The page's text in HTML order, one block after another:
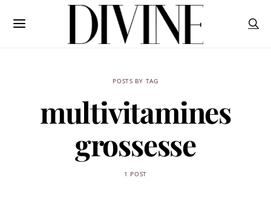
POSTS BY TAG
multivitamines
grossesse
1 POST